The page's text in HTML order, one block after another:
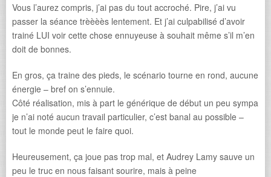
Vous l’aurez compris, j’ai pas du tout accroché. Pire, j’ai vu
passer la séance trèèèès lentement. Et j’ai culpabilisé d’avoir
trainé LUI voir cette chose ennuyeuse à souhait même s’il m’en
doit de bonnes.
En gros, ça traine des pieds, le scénario tourne en rond, aucune
énergie – bref on s’ennuie.
Côté réalisation, mis à part le générique de début un peu sympa
je n’ai noté aucun travail particulier, c’est banal au possible –
tout le monde peut le faire quoi.
Heureusement, ça joue pas trop mal, et Audrey Lamy sauve un
peu le truc en nous faisant sourire, mais à peine